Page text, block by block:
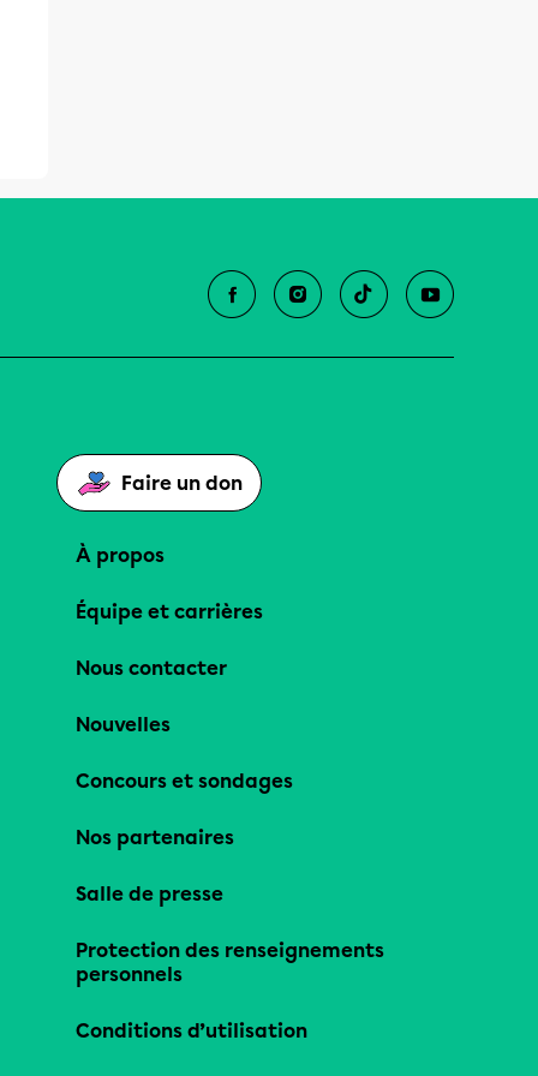
Faire un don
À propos
Équipe et carrières
Nous contacter
Nouvelles
Concours et sondages
Nos partenaires
Salle de presse
Protection des renseignements
personnels
Conditions d’utilisation